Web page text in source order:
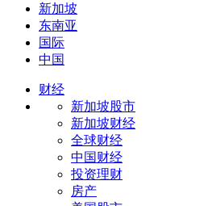
新加坡
东南亚
国际
中国
财经
新加坡股市
新加坡财经
全球财经
中国财经
投资理财
房产